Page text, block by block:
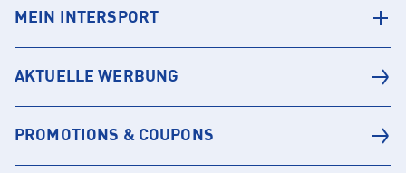
MEIN INTERSPORT
AKTUELLE WERBUNG
PROMOTIONS & COUPONS